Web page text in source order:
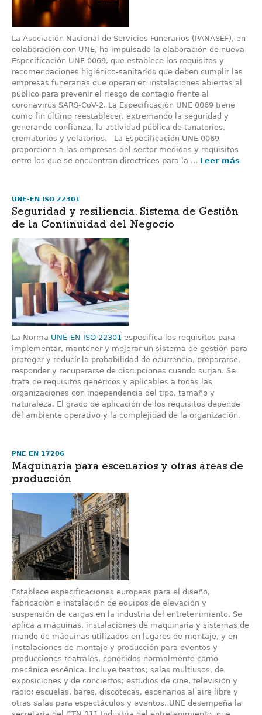
La Asociación Nacional de Servicios Funerarios (PANASEF), en
colaboración con UNE, ha impulsado la elaboración de nueva
Especificación UNE 0069, que establece los requisitos y
recomendaciones higiénico-sanitarios que deben cumplir las
empresas funerarias que operan en instalaciones abiertas al
público para prevenir el riesgo de contagio frente al
coronavirus SARS-CoV-2. La Especificación UNE 0069 tiene
como fin último reestablecer, extremando la seguridad y
generando confianza, la actividad pública de tanatorios,
crematorios y velatorios. La Especificación UNE 0069
proporciona a las empresas del sector medidas y requisitos
entre los que se encuentran directrices para la ... Leer más
UNE-EN ISO 22301
Seguridad y resiliencia. Sistema de Gestión
de la Continuidad del Negocio
La Norma UNE-EN ISO 22301 especifica los requisitos para
implementar, mantener y mejorar un sistema de gestión para
proteger y reducir la probabilidad de ocurrencia, prepararse,
responder y recuperarse de disrupciones cuando surjan. Se
trata de requisitos genéricos y aplicables a todas las
organizaciones con independencia del tipo, tamaño y
naturaleza. El grado de aplicación de los requisitos depende
del ambiente operativo y la complejidad de la organización.
PNE EN 17206
Maquinaria para escenarios y otras áreas de
producción
Establece especificaciones europeas para el diseño,
fabricación e instalación de equipos de elevación y
suspensión de cargas en la industria del entretenimiento. Se
aplica a máquinas, instalaciones de maquinaria y sistemas de
mando de máquinas utilizados en lugares de montaje, y en
instalaciones de montaje y producción para eventos y
producciones teatrales, conocidos normalmente como
mecánica escénica. Incluye teatros; salas multiusos, de
exposiciones y de conciertos; estudios de cine, televisión y
radio; escuelas, bares, discotecas, escenarios al aire libre y
otras salas para espectáculos y eventos. UNE desempeña la